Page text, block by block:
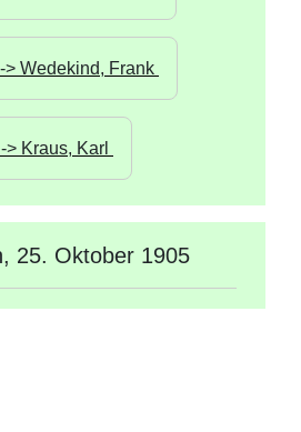
> Wedekind, Frank
Kraus, Karl
25. Oktober 1905